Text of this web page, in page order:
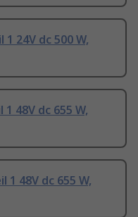
24V dc 500 W,
48V dc 655 W,
48V dc 655 W,